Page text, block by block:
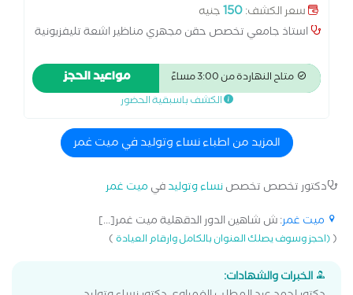
سعر الكشف:150جنيه
استاذ جامعي تخصص حقن مجهري مناظير اشعة تليفزيونية
متاح النهاردة من 3:00 مساءً مواعيد الحجز
الكشف باسبقية الحضور
المزيد من اطباء نساء وتوليد في ميت غمر
دكتور تخصص تخصصنساء وتوليدفي ميت غمر
ميت غمر: ش شاهين الدور الدقهلية ميت غمر[...]
((احجز وسوف يصلك العنوان بالكامل وارقام العيادة)
الخبرات والشهادات: